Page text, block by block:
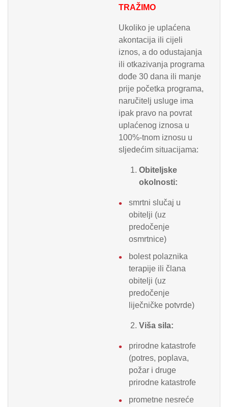
TRAŽIMO
Ukoliko je uplaćena
akontacija ili cijeli
iznos, a do odustajanja
ili otkazivanja programa
dođe 30 dana ili manje
prije početka programa,
naručitelj usluge ima
ipak pravo na povrat
uplaćenog iznosa u
100%-tnom iznosu u
sljedećim situacijama:
Obiteljske
okolnosti:
smrtni slučaj u
obitelji (uz
predočenje
osmrtnice)
bolest polaznika
terapije ili člana
obitelji (uz
predočenje
liječničke potvrde)
Viša sila:
prirodne katastrofe
(potres, poplava,
požar i druge
prirodne katastrofe
prometne nesreće